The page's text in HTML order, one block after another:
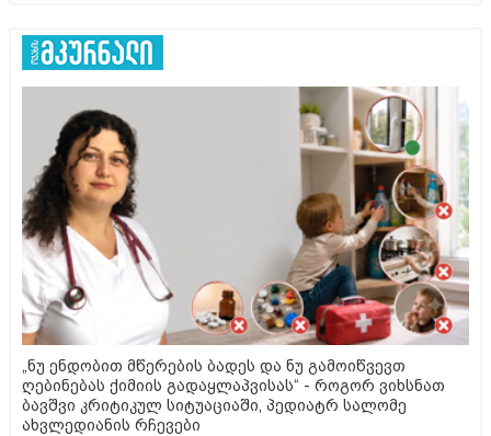
„ნუ ენდობით მწერების ბადეს და ნუ გამოიწვევთ
ღებინებას ქიმიის გადაყლაპვისას“ - როგორ ვიხსნათ
ბავშვი კრიტიკულ სიტუაციაში, პედიატრ სალომე
ახვლედიანის რჩევები